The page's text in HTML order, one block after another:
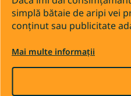
simplă bătaie de aripi vei
conținut sau publicitate
Mai multe informații